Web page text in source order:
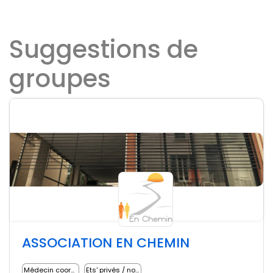
Suggestions de
groupes
ASSOCIATION EN CHEMIN
Médecin coordonnateur Ets' privés / non lucratifs